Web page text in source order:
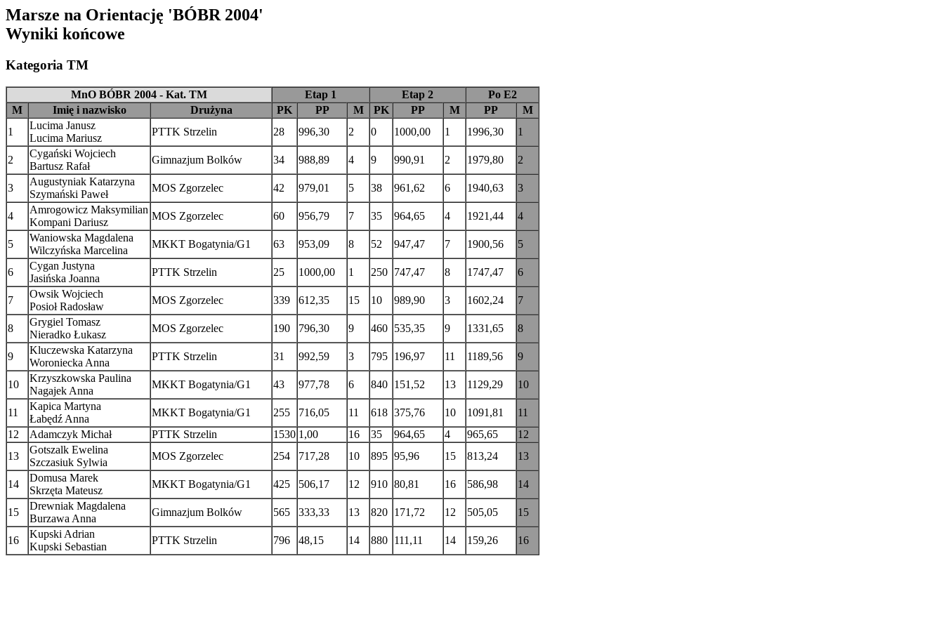
Marsze na Orientację 'BÓBR 2004'
Wyniki końcowe
Kategoria TM
MnO BÓBR 2004 - Kat. TM Etap 1 Etap 2
Po E2
M
Imię i nazwisko Drużyna PK PP M PK PP M PP
M
1
Lucima Janusz
Lucima Mariusz
PTTK Strzelin 28 996,30 2 0 1000,00 1 1996,30 1
2
Cygański Wojciech
Bartusz Rafał
Gimnazjum Bolków 34 988,89 4 9 990,91 2 1979,80 2
3
Augustyniak Katarzyna
Szymański Paweł
MOS Zgorzelec 42 979,01 5 38 961,62 6 1940,63 3
4
Amrogowicz Maksymilian
Kompani Dariusz
MOS Zgorzelec 60 956,79 7 35 964,65 4 1921,44 4
5
Waniowska Magdalena
Wilczyńska Marcelina
MKKT Bogatynia/G1 63 953,09 8 52 947,47 7 1900,56 5
6
Cygan Justyna
Jasińska Joanna
PTTK Strzelin 25 1000,00 1 250 747,47 8 1747,47 6
7
Owsik Wojciech
Posioł Radosław
MOS Zgorzelec 339 612,35 15 10 989,90 3 1602,24 7
8
Grygiel Tomasz
Nieradko Łukasz
MOS Zgorzelec 190 796,30 9 460 535,35 9 1331,65 8
9
Kluczewska Katarzyna
Woroniecka Anna
PTTK Strzelin 31 992,59 3 795 196,97 11 1189,56 9
10
Krzyszkowska Paulina
Nagajek Anna
MKKT Bogatynia/G1 43 977,78 6 840 151,52 13 1129,29 10
11
Kapica Martyna
Łabędź Anna
MKKT Bogatynia/G1 255 716,05 11 618 375,76 10 1091,81
11
12
Adamczyk Michał PTTK Strzelin 1530 1,00 16 35 964,65 4 965,65
12
13
Gotszalk Ewelina
Szczasiuk Sylwia
MOS Zgorzelec 254 717,28 10 895 95,96 15 813,24 13
14
Domusa Marek
Skrzęta Mateusz
MKKT Bogatynia/G1 425 506,17 12 910 80,81 16 586,98 14
15
Drewniak Magdalena
Burzawa Anna
Gimnazjum Bolków 565 333,33 13 820 171,72 12 505,05 15
16
Kupski Adrian
Kupski Sebastian
PTTK Strzelin 796 48,15 14 880 111,11 14 159,26 16